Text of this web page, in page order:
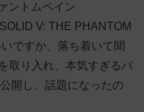
ントムペイン
V: THE PHANTOM
ですか、落ち着いて聞
取り入れ、本気すぎるパ
開し、話題になったの